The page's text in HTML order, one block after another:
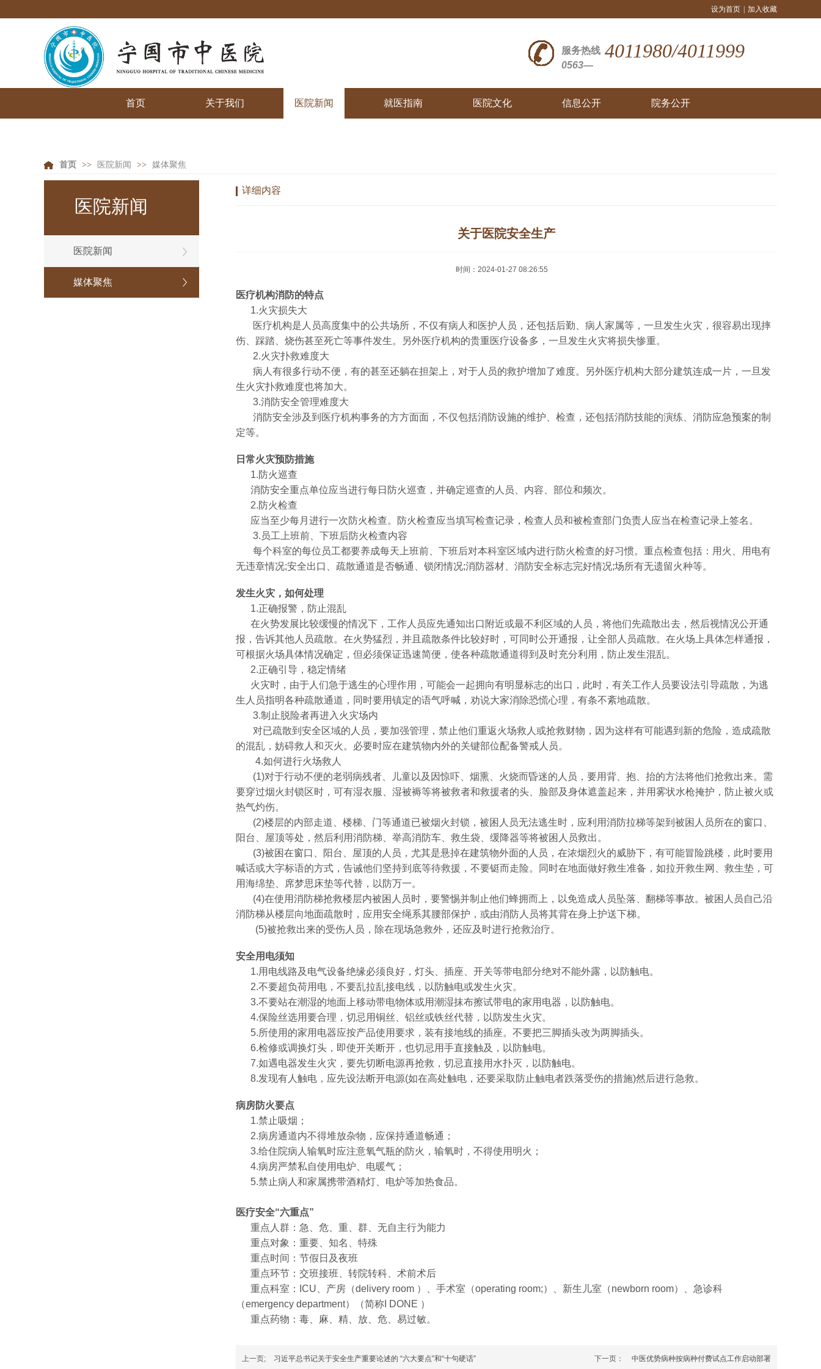
4011980/4011999
服务热线
0563—
设为首页 加入收藏
首页 关于我们 医院新闻 就医指南 医院文化 信息公开 院务公开
首页 >> 医院新闻 >> 媒体聚焦
医院新闻
医院新闻
媒体聚焦
详细内容
关于医院安全生产
时间：2024-01-27 08:26:55
医疗机构消防的特点
1.火灾损失大
医疗机构是人员高度集中的公共场所，不仅有病人和医护人员，还包括后勤、病人家属等，一旦发生火灾，很容易出现摔
伤、踩踏、烧伤甚至死亡等事件发生。另外医疗机构的贵重医疗设备多，一旦发生火灾将损失惨重。
2.火灾扑救难度大
病人有很多行动不便，有的甚至还躺在担架上，对于人员的救护增加了难度。另外医疗机构大部分建筑连成一片，一旦发
生火灾扑救难度也将加大。
3.消防安全管理难度大
消防安全涉及到医疗机构事务的方方面面，不仅包括消防设施的维护、检查，还包括消防技能的演练、消防应急预案的制
定等。
日常火灾预防措施
1.防火巡查
消防安全重点单位应当进行每日防火巡查，并确定巡查的人员、内容、部位和频次。
2.防火检查
应当至少每月进行一次防火检查。防火检查应当填写检查记录，检查人员和被检查部门负责人应当在检查记录上签名。
3.员工上班前、下班后防火检查内容
每个科室的每位员工都要养成每天上班前、下班后对本科室区域内进行防火检查的好习惯。重点检查包括：用火、用电有
无违章情况;安全出口、疏散通道是否畅通、锁闭情况;消防器材、消防安全标志完好情况;场所有无遗留火种等。
发生火灾，如何处理
1.正确报警，防止混乱
在火势发展比较缓慢的情况下，工作人员应先通知出口附近或最不利区域的人员，将他们先疏散出去，然后视情况公开通
报，告诉其他人员疏散。在火势猛烈，并且疏散条件比较好时，可同时公开通报，让全部人员疏散。在火场上具体怎样通报，
可根据火场具体情况确定，但必须保证迅速简便，使各种疏散通道得到及时充分利用，防止发生混乱。
2.正确引导，稳定情绪
火灾时，由于人们急于逃生的心理作用，可能会一起拥向有明显标志的出口，此时，有关工作人员要设法引导疏散，为逃
生人员指明各种疏散通道，同时要用镇定的语气呼喊，劝说大家消除恐慌心理，有条不紊地疏散。
3.制止脱险者再进入火灾场内
对已疏散到安全区域的人员，要加强管理，禁止他们重返火场救人或抢救财物，因为这样有可能遇到新的危险，造成疏散
的混乱，妨碍救人和灭火。必要时应在建筑物内外的关键部位配备警戒人员。
4.如何进行火场救人
(1)对于行动不便的老弱病残者、儿童以及因惊吓、烟熏、火烧而昏迷的人员，要用背、抱、抬的方法将他们抢救出来。需
要穿过烟火封锁区时，可有湿衣服、湿被褥等将被救者和救援者的头、脸部及身体遮盖起来，并用雾状水枪掩护，防止被火或
热气灼伤。
(2)楼层的内部走道、楼梯、门等通道已被烟火封锁，被困人员无法逃生时，应利用消防拉梯等架到被困人员所在的窗口、
阳台、屋顶等处，然后利用消防梯、举高消防车、救生袋、缓降器等将被困人员救出。
(3)被困在窗口、阳台、屋顶的人员，尤其是悬掉在建筑物外面的人员，在浓烟烈火的威胁下，有可能冒险跳楼，此时要用
喊话或大字标语的方式，告诫他们坚持到底等待救援，不要铤而走险。同时在地面做好救生准备，如拉开救生网、救生垫，可
用海绵垫、席梦思床垫等代替，以防万一。
(4)在使用消防梯抢救楼层内被困人员时，要警惕并制止他们蜂拥而上，以免造成人员坠落、翻梯等事故。被困人员自己沿
消防梯从楼层向地面疏散时，应用安全绳系其腰部保护，或由消防人员将其背在身上护送下梯。
(5)被抢救出来的受伤人员，除在现场急救外，还应及时进行抢救治疗。
安全用电须知
1.用电线路及电气设备绝缘必须良好，灯头、插座、开关等带电部分绝对不能外露，以防触电。
2.不要超负荷用电，不要乱拉乱接电线，以防触电或发生火灾。
3.不要站在潮湿的地面上移动带电物体或用潮湿抹布擦试带电的家用电器，以防触电。
4.保险丝选用要合理，切忌用铜丝、铝丝或铁丝代替，以防发生火灾。
5.所使用的家用电器应按产品使用要求，装有接地线的插座。不要把三脚插头改为两脚插头。
6.检修或调换灯头，即使开关断开，也切忌用手直接触及，以防触电。
7.如遇电器发生火灾，要先切断电源再抢救，切忌直接用水扑灭，以防触电。
8.发现有人触电，应先设法断开电源(如在高处触电，还要采取防止触电者跌落受伤的措施)然后进行急救。
病房防火要点
1.禁止吸烟；
2.病房通道内不得堆放杂物，应保持通道畅通；
3.给住院病人输氧时应注意氧气瓶的防火，输氧时，不得使用明火；
4.病房严禁私自使用电炉、电暖气；
5.禁止病人和家属携带酒精灯、电炉等加热食品。
医疗安全“六重点”
重点人群：急、危、重、群、无自主行为能力
重点对象：重要、知名、特殊
重点时间：节假日及夜班
重点环节：交班接班、转院转科、术前术后
重点科室：ICU、产房（delivery room ）、手术室（operating room;）、新生儿室（newborn room）、急诊科
（emergency department）（简称I DONE ）
重点药物：毒、麻、精、放、危、易过敏。
上一页; 习近平总书记关于安全生产重要论述的 “六大要点”和“十句硬话” 下一页： 中医优势病种按病种付费试点工作启动部署